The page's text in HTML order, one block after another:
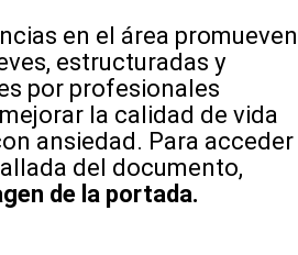
en el área promueven
estructuradas y
por profesionales
la calidad de vida
ansiedad. Para acceder
del documento,
de la portada.